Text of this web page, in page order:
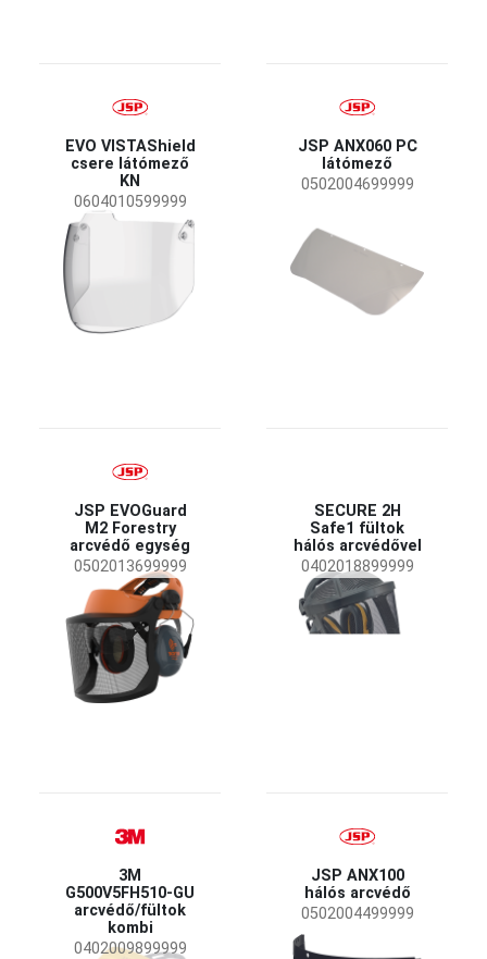
EVO VISTAShield
csere látómező
KN
0604010599999
JSP ANX060 PC
látómező
0502004699999
JSP EVOGuard
M2 Forestry
arcvédő egység
0502013699999
SECURE 2H
Safe1 fültok
hálós arcvédővel
0402018899999
3M
G500V5FH510-GU
arcvédő/fültok
kombi
0402009899999
JSP ANX100
hálós arcvédő
0502004499999